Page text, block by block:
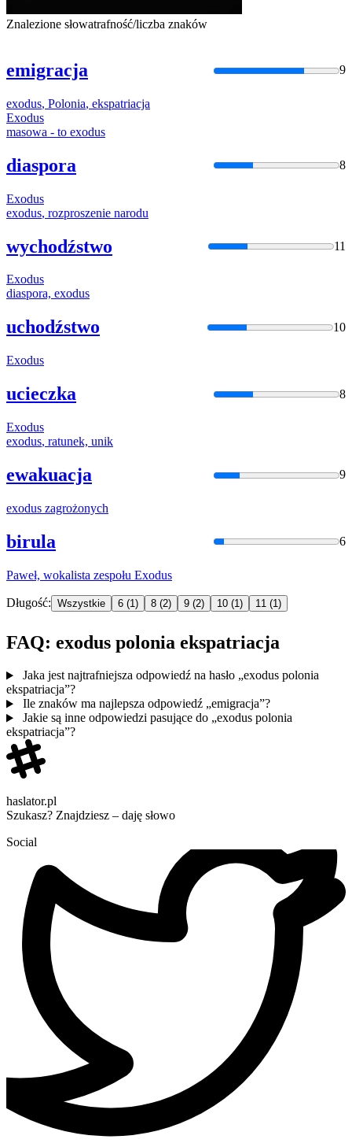
Znalezione słowatrafność/liczba znaków
emigracja 9
exodus, Polonia, ekspatriacja
Exodus
masowa - to exodus
diaspora 8
Exodus
exodus, rozproszenie narodu
wychodźstwo 11
Exodus
diaspora, exodus
uchodźstwo 10
Exodus
ucieczka 8
Exodus
exodus, ratunek, unik
ewakuacja 9
exodus zagrożonych
birula 6
Paweł, wokalista zespołu Exodus
Długość: Wszystkie 6 (1) 8 (2) 9 (2) 10 (1) 11 (1)
FAQ: exodus polonia ekspatriacja
Jaka jest najtrafniejsza odpowiedź na hasło „exodus polonia
ekspatriacja”?
Ile znaków ma najlepsza odpowiedź „emigracja”?
Jakie są inne odpowiedzi pasujące do „exodus polonia
ekspatriacja”?
haslator.pl
Szukasz? Znajdziesz – daję słowo
Social